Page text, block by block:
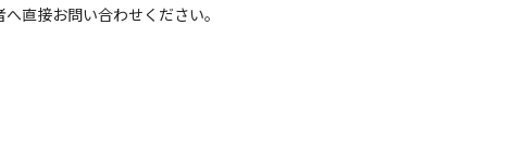
直接お問い合わせください。